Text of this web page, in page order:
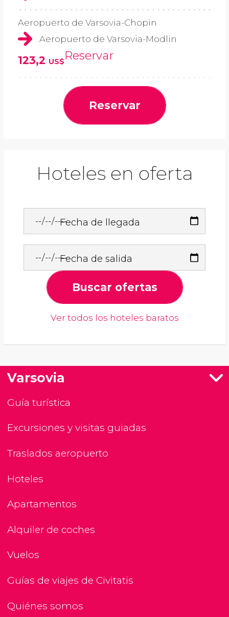
Aeropuerto de Varsovia-Chopin
Aeropuerto de Varsovia-Modlin
123,2 US$Reservar
Reservar
Hoteles en oferta
Fecha de llegada
Fecha de salida
Buscar ofertas
Ver todos los hoteles baratos
Varsovia
Guía turística
Excursiones y visitas guiadas
Traslados aeropuerto
Hoteles
Apartamentos
Alquiler de coches
Vuelos
Guías de viajes de Civitatis
Quiénes somos